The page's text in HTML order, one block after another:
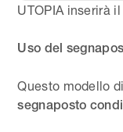
UTOPIA inserirà
Uso del
Questo modello
segnaposto